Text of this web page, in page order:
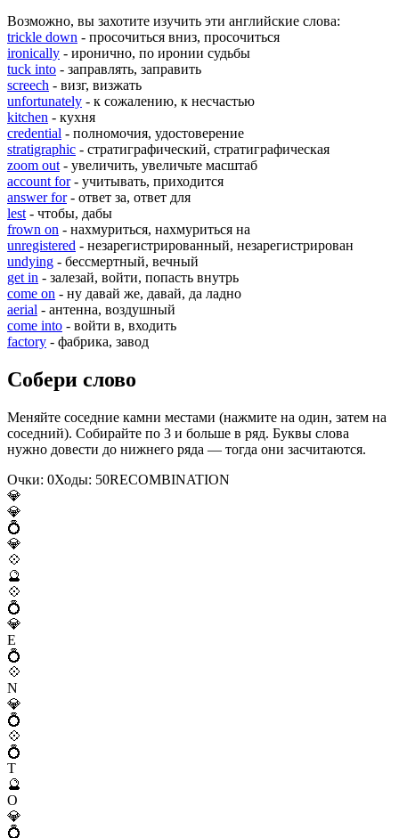
Возможно, вы захотите изучить эти английские слова:
trickle down - просочиться вниз, просочиться
ironically - иронично, по иронии судьбы
tuck into - заправлять, заправить
screech - визг, визжать
unfortunately - к сожалению, к несчастью
kitchen - кухня
credential - полномочия, удостоверение
stratigraphic - стратиграфический, стратиграфическая
zoom out - увеличить, увеличьте масштаб
account for- учитывать, приходится
answer for- ответ за, ответ для
lest - чтобы, дабы
frown on - нахмуриться, нахмуриться на
unregistered - незарегистрированный, незарегистрирован
undying - бессмертный, вечный
get in - залезай, войти, попасть внутрь
come on - ну давай же, давай, да ладно
aerial - антенна, воздушный
come into - войти в, входить
factory - фабрика, завод
Собери слово
Меняйте соседние камни местами (нажмите на один, затем на
соседний). Собирайте по 3 и больше в ряд. Буквы слова
нужно довести до нижнего ряда — тогда они засчитаются.
Очки: 0Ходы: 50RECOMBINATION
💎
💎
💍
💎
💠
🔮
💠
💍
💎
E
💍
💠
N
💎
💍
💠
💍
T
🔮
O
💎
💍